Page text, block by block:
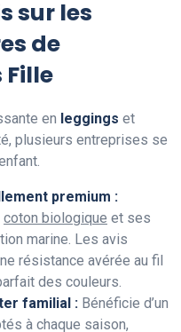
sur les
de
Fille
en leggings et
plusieurs entreprises se
premium :
coton biologique et ses
marine. Les avis
résistance avérée au fil
des couleurs.
familial : Bénéficie d’un
à chaque saison,